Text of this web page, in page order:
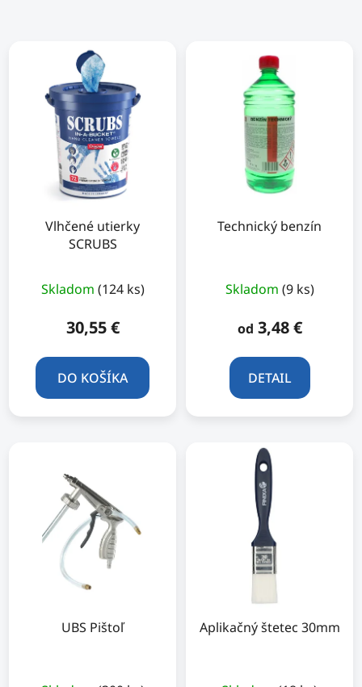
Vlhčené utierky
SCRUBS
Skladom (124 ks)
30,55 €
DO KOŠÍKA
Technický benzín
Skladom (9 ks)
od 3,48 €
DETAIL
UBS Pištoľ Aplikačný štetec 30mm